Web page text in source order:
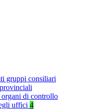
gruppi consiliari
di controllo
uffici 4